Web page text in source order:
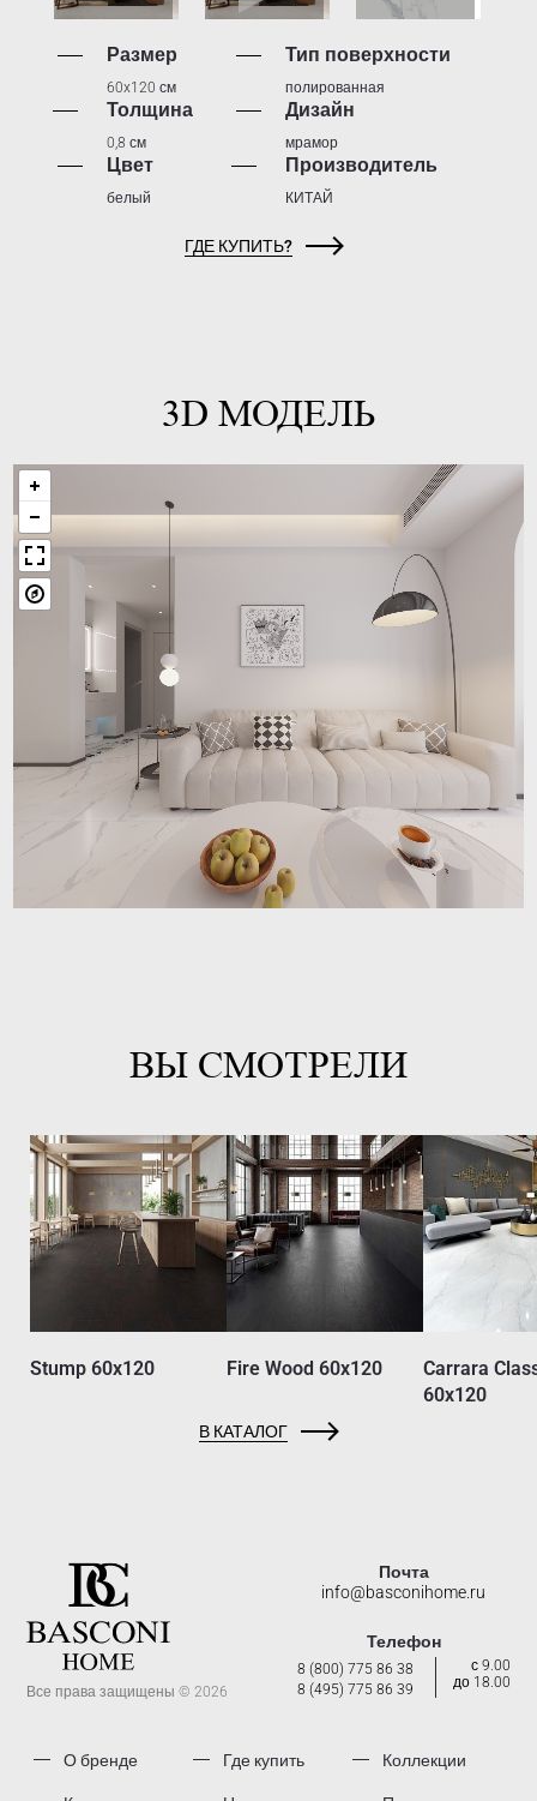
Размер
60x120 см
Тип поверхности
полированная
Толщина
0,8 см
Дизайн
мрамор
Цвет
белый
Производитель
КИТАЙ
ГДЕ КУПИТЬ?
3D МОДЕЛЬ
ВЫ СМОТРЕЛИ
Stump 60x120 Fire Wood 60x120
Carrara
60x120
В КАТАЛОГ
О бренде Где купить Коллекции
Почта
info@basconihome.ru
Телефон
8 (800) 775 86 38
8 (495) 775 86 39
с 9.00
до 18.00
Все права защищены © 2026